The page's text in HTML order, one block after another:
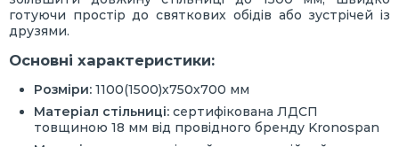
готуючи простір до святкових обідів або зустрічей із
друзями.
Основні характеристики:
Розміри: 1100(1500)х750х700 мм
Матеріал стільниці: сертифікована ЛДСП
товщиною 18 мм від провідного бренду Kronospan